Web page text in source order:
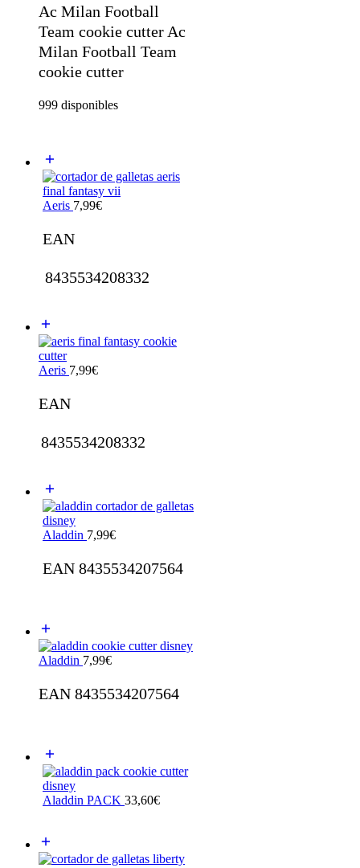
Ac Milan Football
Team cookie cutter Ac
Milan Football Team
cookie cutter
999 disponibles
Aeris 7,99€
EAN
8435534208332
Aeris 7,99€
EAN
8435534208332
Aladdin 7,99€
EAN 8435534207564
Aladdin 7,99€
EAN 8435534207564
Aladdin PACK 33,60€